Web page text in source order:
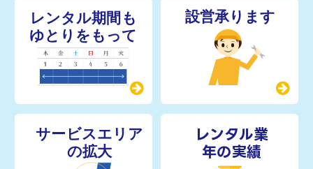
レンタル業
年の実績